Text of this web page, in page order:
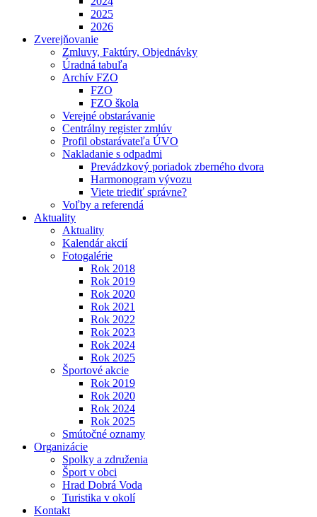
2025
2026
Zverejňovanie
Zmluvy, Faktúry, Objednávky
Úradná tabuľa
Archív FZO
FZO
FZO škola
Verejné obstarávanie
Centrálny register zmlúv
Profil obstarávateľa ÚVO
Nakladanie s odpadmi
Prevádzkový poriadok zberného dvora
Harmonogram vývozu
Viete triediť správne?
Voľby a referendá
Aktuality
Aktuality
Kalendár akcií
Fotogalérie
Rok 2018
Rok 2019
Rok 2020
Rok 2021
Rok 2022
Rok 2023
Rok 2024
Rok 2025
Športové akcie
Rok 2019
Rok 2020
Rok 2024
Rok 2025
Smútočné oznamy
Organizácie
Spolky a združenia
Šport v obci
Hrad Dobrá Voda
Turistika v okolí
Kontakt